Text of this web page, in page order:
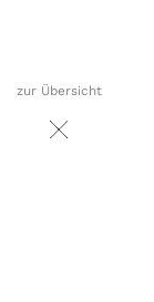
zur Übersicht